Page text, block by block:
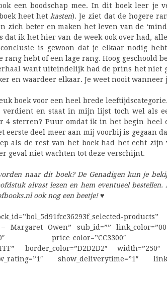
een boodschap mee. In dit boek leer je
heet het kasten). Je ziet dat de hogere
zich beter en maken het leven van de
dat ik het hier van de week ook over had,
is gewoon dat je elkaar nodig
rang hebt of een lage rang. Hoog geschoold
want uiteindelijk had de prins het niet
en waardeer elkaar. Je weet nooit
boek voor een heel brede
en staat in mijn lijst toch wel als
4 sterren? Puur omdat ik in het begin heel
eerste deel meer aan mij voorbij is gegaan
als de rest van het boek had het echt
geval niet wachten tot deze verschijnt.
naar dit boek? De Genadigen kun je
alvast lezen en hem eventueel
ook nog een beetje!♥
products”
Margaret Owen” sub_id=””
price_color=”CC3300″
border_color=”D2D2D2″
show_deliverytime=”1″